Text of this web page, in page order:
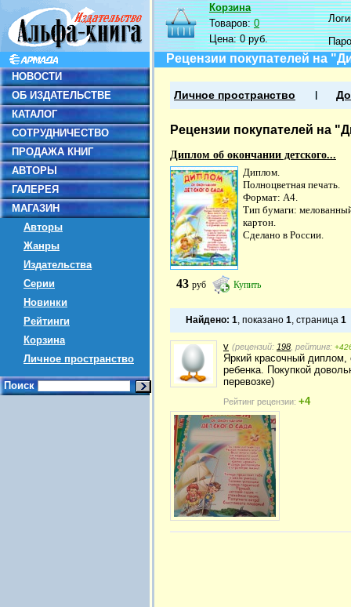
НОВОСТИ
ОБ ИЗДАТЕЛЬСТВЕ
КАТАЛОГ
СОТРУДНИЧЕСТВО
ПРОДАЖА КНИГ
АВТОРЫ
ГАЛЕРЕЯ
МАГАЗИН
Авторы
Жанры
Издательства
Серии
Новинки
Рейтинги
Корзина
Личное пространство
Поиск
Корзина
Товаров:0
Цена:0 руб.
Рецензии покупателей на
Личное пространство
Рецензии покупателей на
Диплом об окончании детского...
Диплом.
Полноцветная печать.
Формат: А4.
Тип бумаги:
картон.
Сделано в России.
43 руб Купить
Найдено: 1, показано 1, страница 1
v (рецензий: 198 , рейтинг:
Яркий красочный диплом,
ребенка. Покупкой
перевозке)
Рейтинг рецензии: +4